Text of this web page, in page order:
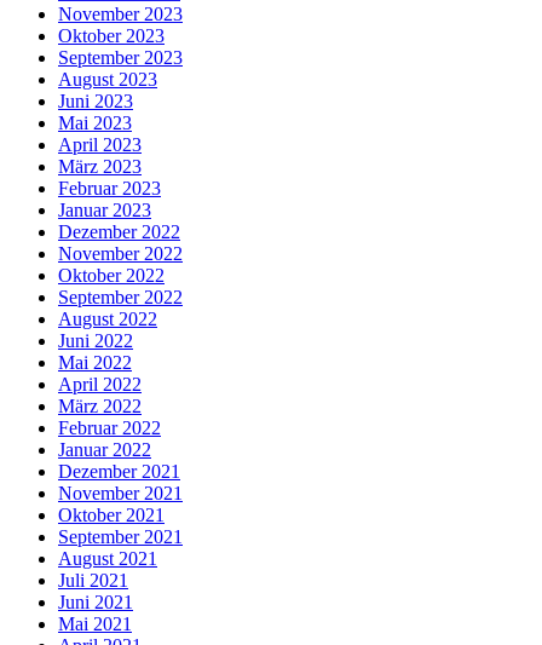
November 2023
Oktober 2023
September 2023
August 2023
Juni 2023
Mai 2023
April 2023
März 2023
Februar 2023
Januar 2023
Dezember 2022
November 2022
Oktober 2022
September 2022
August 2022
Juni 2022
Mai 2022
April 2022
März 2022
Februar 2022
Januar 2022
Dezember 2021
November 2021
Oktober 2021
September 2021
August 2021
Juli 2021
Juni 2021
Mai 2021